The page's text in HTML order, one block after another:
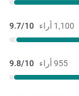
1,100 أراء 9.7/10
955 أراء 9.8/10